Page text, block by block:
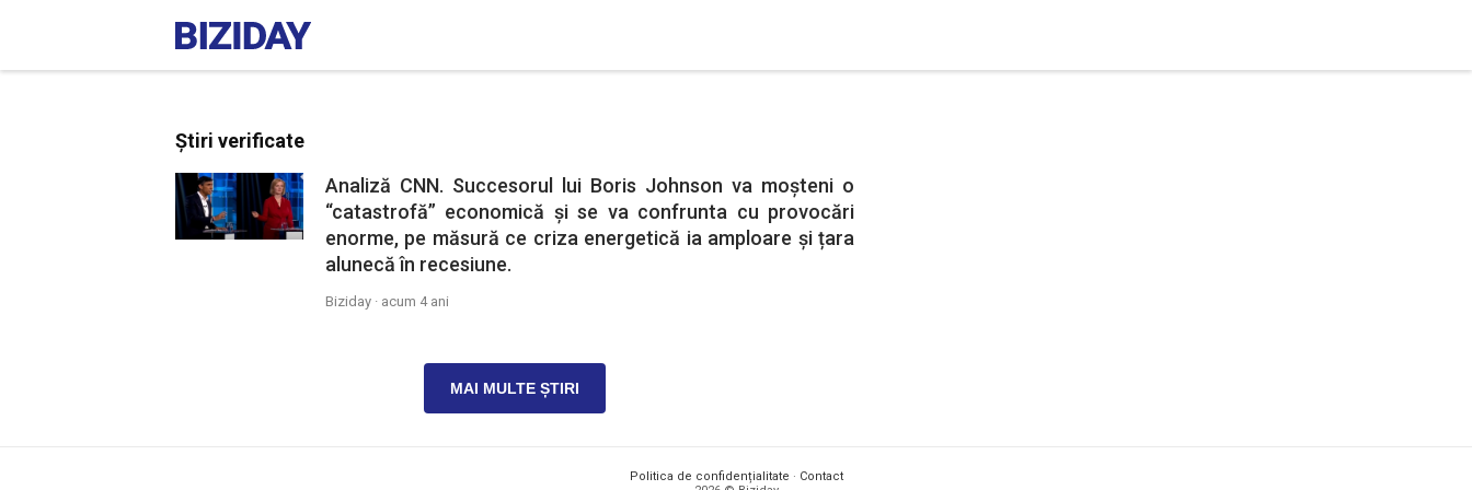
Știri verificate
Analiză CNN. Succesorul lui Boris Johnson va moșteni o
“catastrofă” economică și se va confrunta cu provocări
enorme, pe măsură ce criza energetică ia amploare și țara
alunecă în recesiune.
Biziday · acum 4 ani
MAI MULTE ȘTIRI
Politica de confidențialitate · Contact